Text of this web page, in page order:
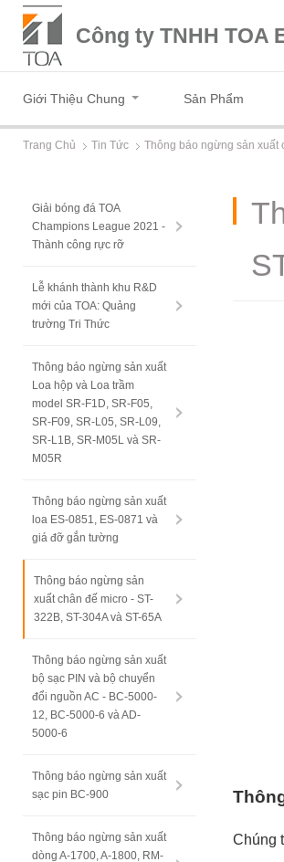
Công ty TNHH TOA
Giới Thiệu Chung Sản Phẩm
Trang Chủ Tin Tức Thông báo ngừng sản xuất
Chúng
Giải bóng đá TOA
Champions League 2021 -
Thành công rực rỡ
Lễ khánh thành khu R&D
mới của TOA: Quảng
trường Tri Thức
Thông báo ngừng sản xuất
Loa hộp và Loa trầm
model SR-F1D, SR-F05,
SR-F09, SR-L05, SR-L09,
SR-L1B, SR-M05L và SR-
M05R
Thông báo ngừng sản xuất
loa ES-0851, ES-0871 và
giá đỡ gắn tường
Thông báo ngừng sản
xuất chân đế micro - ST-
322B, ST-304A và ST-65A
Thông báo ngừng sản xuất
bộ sạc PIN và bộ chuyển
đổi nguồn AC - BC-5000-
12, BC-5000-6 và AD-
5000-6
Thông báo ngừng sản xuất
sạc pin BC-900
Thông báo ngừng sản xuất
dòng A-1700, A-1800, RM-